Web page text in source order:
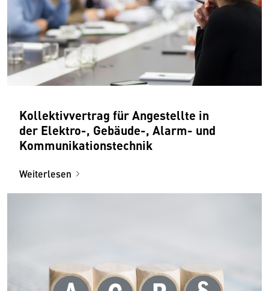
Kollektivvertrag für Angestellte in
der Elektro-, Gebäude-, Alarm- und
Kommunikationstechnik
Weiterlesen